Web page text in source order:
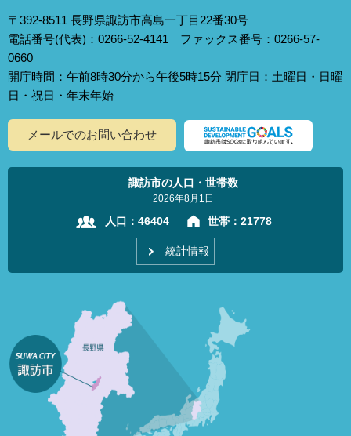
〒392-8511 長野県諏訪市高島一丁目22番30号
電話番号(代表)：0266-52-4141 ファックス番号：0266-57-
0660
開庁時間：午前8時30分から午後5時15分 閉庁日：土曜日・日曜
日・祝日・年末年始
メールでのお問い合わせ
諏訪市の人口・世帯数
2026年8月1日
人口： 46404 世帯： 21778
統計情報